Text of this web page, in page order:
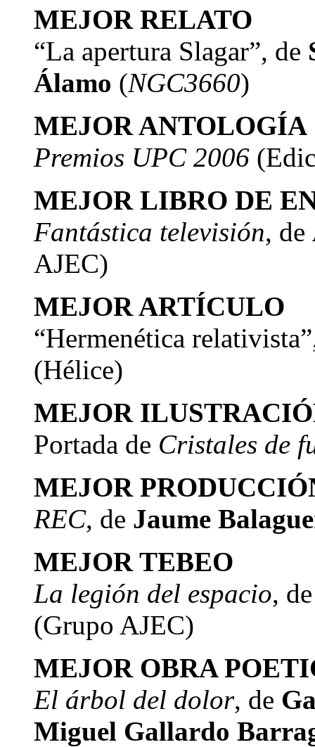
MEJOR RELATO
“La apertura Slagar”, de
Álamo (NGC3660)
MEJOR ANTOLOGÍA
Premios UPC 2006
MEJOR LIBRO DE
Fantástica televisión, de
AJEC)
MEJOR ARTÍCULO
“Hermenética
(Hélice)
MEJOR
Portada de Cristales de
MEJOR
REC, de Jaume
MEJOR TEBEO
La legión del espacio,
(Grupo AJEC)
MEJOR OBRA
El árbol del dolor, de
Miguel Gallardo